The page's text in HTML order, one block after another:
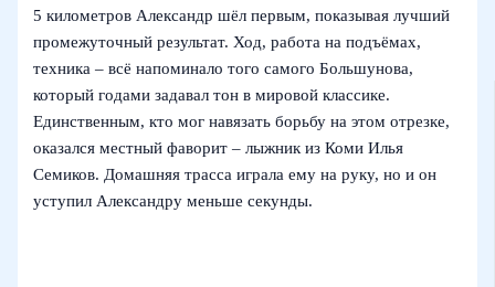
5 километров Александр шёл первым, показывая лучший
промежуточный результат. Ход, работа на подъёмах,
техника – всё напоминало того самого Большунова,
который годами задавал тон в мировой классике.
Единственным, кто мог навязать борьбу на этом отрезке,
оказался местный фаворит – лыжник из Коми Илья
Семиков. Домашняя трасса играла ему на руку, но и он
уступил Александру меньше секунды.